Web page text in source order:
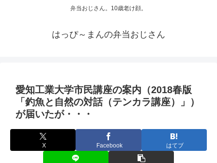
弁当おじさん。10歳老け顔。
はっぴ～まんの弁当おじさん
愛知工業大学市民講座の案内（2018春版
「釣魚と自然の対話（テンカラ講座）」）
が届いたが・・・
X Facebook はてブ